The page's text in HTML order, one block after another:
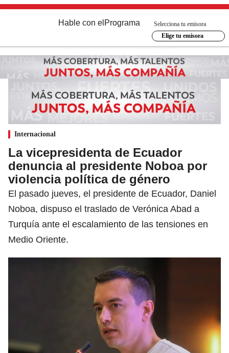
Hable con el Programa
Selecciona tu emisora
Elige tu emisora
Internacional
La vicepresidenta de Ecuador
denuncia al presidente Noboa por
violencia política de género
El pasado jueves, el presidente de Ecuador, Daniel
Noboa, dispuso el traslado de Verónica Abad a
Turquía ante el escalamiento de las tensiones en
Medio Oriente.